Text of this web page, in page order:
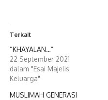
Terkait
“KHAYALAN…”
22 September 2021
dalam "Esai Majelis
Keluarga"
MUSLIMAH GENERASI